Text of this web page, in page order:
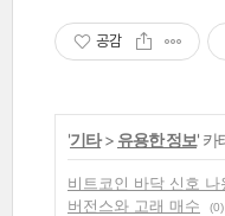
공감
'기타> 유용한 정보' 카
비트코인 바닥 신호 나
버전스와 고래 매수
(0)